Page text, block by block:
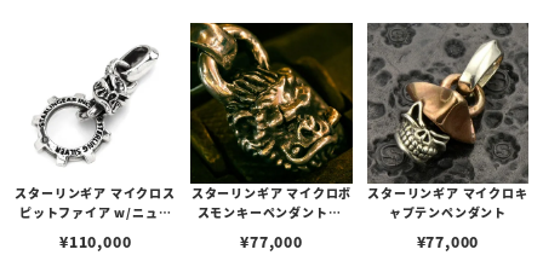
スターリンギア マイクロス
ピットファイア w/ニュー
¥110,000
スターリンギア マイクロボ
スモンキーペンダントw/
¥77,000
スターリンギア マイクロキ
ャプテンペンダント
¥77,000